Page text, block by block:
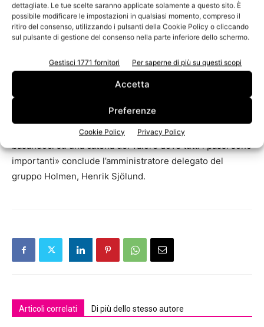
dettagliate. Le tue scelte saranno applicate solamente a questo sito. È
possibile modificare le impostazioni in qualsiasi momento, compreso il
ritiro del consenso, utilizzando i pulsanti della Cookie Policy o cliccando
sul pulsante di gestione del consenso nella parte inferiore dello schermo.
Gestisci 1771 fornitori Per saperne di più su questi scopi
Accetta
Preferenze
Cookie Policy Privacy Policy
Il cartoncino Invercote, utilizzato da Apple per i propri
imballaggi, viene prodotto nella cartiera di Iggesund
con materiale proveniente da foreste certificate.
«Da 400 anni ormai coltiviamo e manteniamo le foreste
svedesi in modo tradizionale e sostenibile. Tutto ha inizio
con la pianificazione a lungo termine di una gestione
forestale sostenibile. Per noi è naturale lavorare
seguendo misure di compensazione ambientale,
basandoci su una catena del valore dove tutti i passi sono
importanti» conclude l’amministratore delegato del
gruppo Holmen, Henrik Sjölund.
Articoli correlati Di più dello stesso autore